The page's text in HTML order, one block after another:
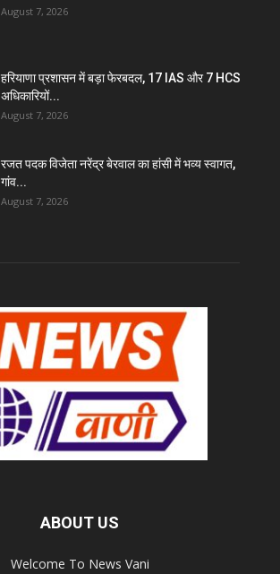
August 7, 2026
हरियाणा प्रशासन में बड़ा फेरबदल, 17 IAS और 7 HCS
अधिकारियों...
August 7, 2026
रजत पदक विजेता नरेंद्र बेरवाल का हांसी में भव्य स्वागत,
गांव...
August 7, 2026
ABOUT US
Welcome To News Vani